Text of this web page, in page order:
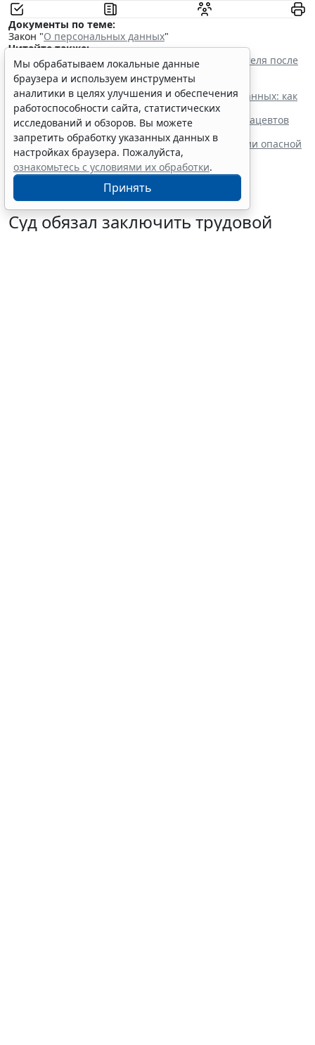
Документы по теме:
Закон "О персональных данных"
Читайте также:
Прием на работу: как законно проверить соискателя после
ужесточения ответственности за нарушение
законодательства о персональных данных
Политика конфиденциальности персональных данных: как
составить и где разместить
Новые номенклатуры для медработников и фармацевтов
вступят в силу с осени
Процедуру приостановки или запрета реализации опасной
продукции оптимизируют
Суд обязал заключить трудовой
Мы обрабатываем локальные данные
браузера и используем инструменты
аналитики в целях улучшения и обеспечения
работоспособности сайта, статистических
исследований и обзоров. Вы можете
запретить обработку указанных данных в
настройках браузера. Пожалуйста,
ознакомьтесь с условиями их обработки.
Принять